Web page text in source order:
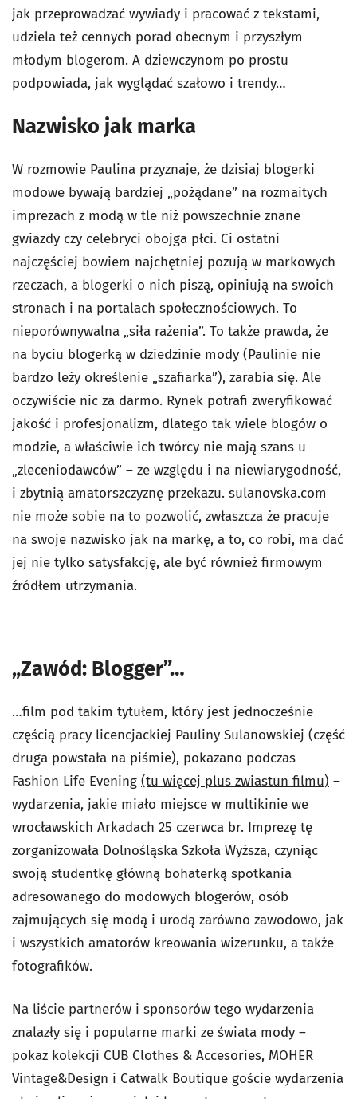
jak przeprowadzać wywiady i pracować z tekstami,
udziela też cennych porad obecnym i przyszłym
młodym blogerom. A dziewczynom po prostu
podpowiada, jak wyglądać szałowo i trendy…
Nazwisko jak marka
W rozmowie Paulina przyznaje, że dzisiaj blogerki
modowe bywają bardziej „pożądane” na rozmaitych
imprezach z modą w tle niż powszechnie znane
gwiazdy czy celebryci obojga płci. Ci ostatni
najczęściej bowiem najchętniej pozują w markowych
rzeczach, a blogerki o nich piszą, opiniują na swoich
stronach i na portalach społecznościowych. To
nieporównywalna „siła rażenia”. To także prawda, że
na byciu blogerką w dziedzinie mody (Paulinie nie
bardzo leży określenie „szafiarka”), zarabia się. Ale
oczywiście nic za darmo. Rynek potrafi zweryfikować
jakość i profesjonalizm, dlatego tak wiele blogów o
modzie, a właściwie ich twórcy nie mają szans u
„zleceniodawców” – ze względu i na niewiarygodność,
i zbytnią amatorszczyznę przekazu. sulanovska.com
nie może sobie na to pozwolić, zwłaszcza że pracuje
na swoje nazwisko jak na markę, a to, co robi, ma dać
jej nie tylko satysfakcję, ale być również firmowym
źródłem utrzymania.
„Zawód: Blogger”…
…film pod takim tytułem, który jest jednocześnie
częścią pracy licencjackiej Pauliny Sulanowskiej (część
druga powstała na piśmie), pokazano podczas
Fashion Life Evening (tu więcej plus zwiastun filmu) –
wydarzenia, jakie miało miejsce w multikinie we
wrocławskich Arkadach 25 czerwca br. Imprezę tę
zorganizowała Dolnośląska Szkoła Wyższa, czyniąc
swoją studentkę główną bohaterką spotkania
adresowanego do modowych blogerów, osób
zajmujących się modą i urodą zarówno zawodowo, jak
i wszystkich amatorów kreowania wizerunku, a także
fotografików.
Na liście partnerów i sponsorów tego wydarzenia
znalazły się i popularne marki ze świata mody –
pokaz kolekcji CUB Clothes & Accesories, MOHER
Vintage&Design i Catwalk Boutique goście wydarzenia